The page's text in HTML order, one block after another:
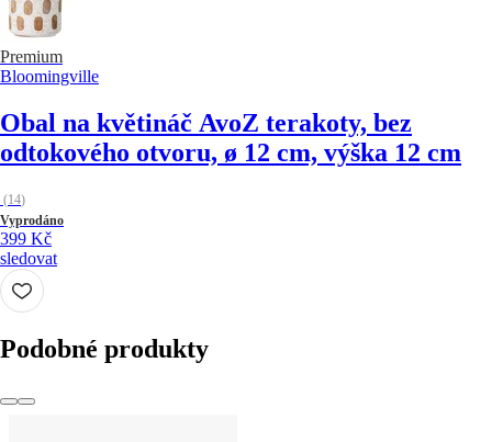
Premium
Bloomingville
Obal na květináč AvoZ terakoty, bez
odtokového otvoru, ø 12 cm, výška 12 cm
(14)
Vyprodáno
399 Kč
sledovat
Podobné produkty